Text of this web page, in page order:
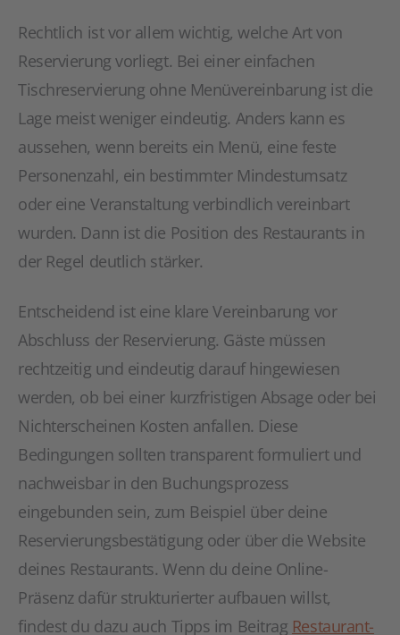
Rechtlich ist vor allem wichtig, welche Art von
Reservierung vorliegt. Bei einer einfachen
Tischreservierung ohne Menüvereinbarung ist die
Lage meist weniger eindeutig. Anders kann es
aussehen, wenn bereits ein Menü, eine feste
Personenzahl, ein bestimmter Mindestumsatz
oder eine Veranstaltung verbindlich vereinbart
wurden. Dann ist die Position des Restaurants in
der Regel deutlich stärker.
Entscheidend ist eine klare Vereinbarung vor
Abschluss der Reservierung. Gäste müssen
rechtzeitig und eindeutig darauf hingewiesen
werden, ob bei einer kurzfristigen Absage oder bei
Nichterscheinen Kosten anfallen. Diese
Bedingungen sollten transparent formuliert und
nachweisbar in den Buchungsprozess
eingebunden sein, zum Beispiel über deine
Reservierungsbestätigung oder über die Website
deines Restaurants. Wenn du deine Online-
Präsenz dafür strukturierter aufbauen willst,
findest du dazu auch Tipps im Beitrag Restaurant-